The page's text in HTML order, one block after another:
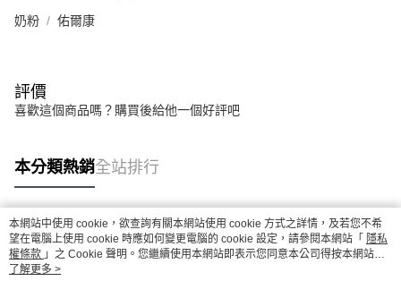
奶粉 佑爾康
評價
喜歡這個商品嗎？購買後給他一個好評吧
本分類熱銷全站排行
熱門標籤
本網站中使用 cookie，欲查詢有關本網站使用 cookie 方式之詳情，及若您不希
望在電腦上使用 cookie 時應如何變更電腦的 cookie 設定，請參閱本網站「 隱私
權條款 」之 Cookie 聲明。您繼續使用本網站即表示您同意本公司得按本網站使
用條款之 Cookie 聲明使用 cookie。
了解更多 >